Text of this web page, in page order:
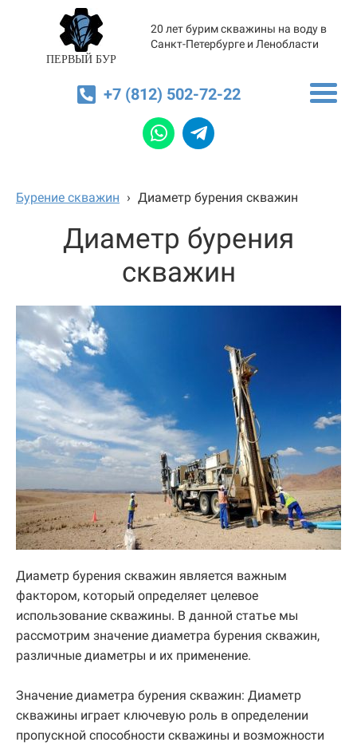
ПЕРВЫЙ БУР
20 лет бурим скважины на воду в
Санкт-Петербурге и Ленобласти
+7 (812) 502-72-22
Бурение скважин › Диаметр бурения скважин
Диаметр бурения
скважин
Диаметр бурения скважин является важным
фактором, который определяет целевое
использование скважины. В данной статье мы
рассмотрим значение диаметра бурения скважин,
различные диаметры и их применение.
Значение диаметра бурения скважин: Диаметр
скважины играет ключевую роль в определении
пропускной способности скважины и возможности